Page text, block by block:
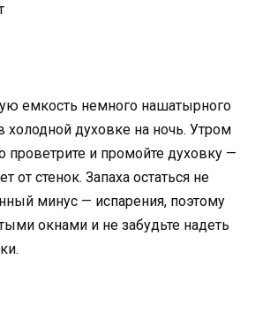
емкость немного нашатырного
холодной духовке на ночь. Утром
и промойте духовку —
от стенок. Запаха остаться не
минус — испарения, поэтому
окнами и не забудьте надеть